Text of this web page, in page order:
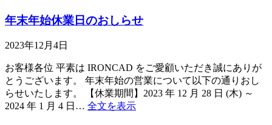
年末年始休業日のおしらせ
2023年12月4日
お客様各位 平素は IRONCAD をご愛顧いただき誠にありが
とうございます。 年末年始の営業について以下の通りおし
らせいたします。 【休業期間】2023 年 12 月 28 日 (木) ～
2024 年 1 月 4 日… 全文を表示